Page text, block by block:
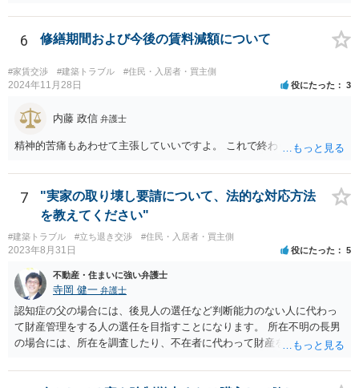
回提出を予定している資料がどのようなものであるのか、争点とどの
て具体的なに採るべき手段は変わってくるため、上記はあくまで個別
事情を踏まえない一般論としてご理解いただき、本件でどのように対
ます。
るべきものであり、奥さんが負担すべき債務ではありません。つまり
奥さんにメンテナンス工事契約を承諾しなければならない義務はあり
ません。 それでも請求をされましたら、個別の法律相談をされること
をお薦めします。
6 修繕期間および今後の賃料減額について
#家賃交渉 #建築トラブル #住民・入居者・買主側
2024年11月28日 役にたった 3
内藤 政信 弁護士
精神的苦痛もあわせて主張していいですよ。 これで終わります。
7
"実家の取り壊し要請について、法的な対応方法
を教えてください"
#建築トラブル #立ち退き交渉 #住民・入居者・買主側
2023年8月31日 役にたった 5
不動産・住まいに強い弁護士
寺岡 健一 弁護士
認知症の父の場合には、後見人の選任など判断能力のない人に代わっ
て財産管理をする人の選任を目指すことになります。 所在不明の長男
の場合には、所在を調査したり、不在者に代わって財産を管理する人